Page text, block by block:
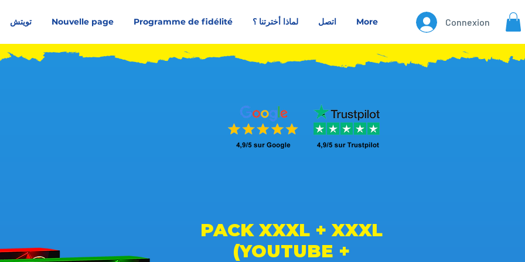
تويتش Nouvelle page Programme de fidélité لماذا أخترتنا ؟ اتصل More Connexion
PACK XXXL + XXXL
(YOUTUBE +